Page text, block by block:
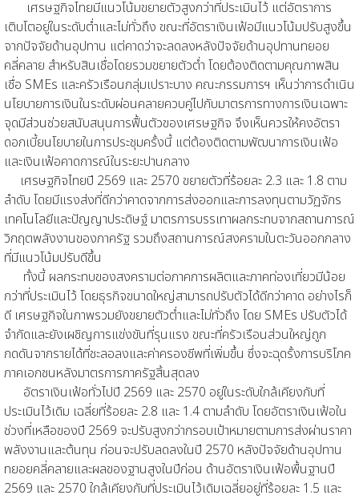
เศรษฐกิจไทยมีแนวโน้มขยายตัวสูงกว่าที่ประเมินไว้ แต่อัตราการ
เติบโตอยู่ในระดับต่ำและไม่ทั่วถึง ขณะที่อัตราเงินเฟ้อมีแนวโน้มปรับสูงขึ้น
จากปัจจัยด้านอุปทาน แต่คาดว่าจะลดลงหลังปัจจัยด้านอุปทานทยอย
คลี่คลาย สำหรับสินเชื่อโดยรวมขยายตัวต่ำ โดยต้องติดตามคุณภาพสิน
เชื่อ SMEs และครัวเรือนกลุ่มเปราะบาง คณะกรรมการฯ เห็นว่าการดำเนิน
นโยบายการเงินในระดับผ่อนคลายควบคู่ไปกับมาตรการทางการเงินเฉพาะ
จุดมีส่วนช่วยสนับสนุนการฟื้นตัวของเศรษฐกิจ จึงเห็นควรให้คงอัตรา
ดอกเบี้ยนโยบายในการประชุมครั้งนี้ แต่ต้องติดตามพัฒนาการเงินเฟ้อ
และเงินเฟ้อคาดการณ์ในระยะปานกลาง
เศรษฐกิจไทยปี 2569 และ 2570 ขยายตัวที่ร้อยละ 2.3 และ 1.8 ตาม
ลำดับ โดยมีแรงส่งที่ดีกว่าคาดจากการส่งออกและการลงทุนตามวัฏจักร
เทคโนโลยีและปัญญาประดิษฐ์ มาตรการบรรเทาผลกระทบจากสถานการณ์
วิกฤตพลังงานของภาครัฐ รวมถึงสถานการณ์สงครามในตะวันออกกลาง
ที่มีแนวโน้มปรับดีขึ้น
ทั้งนี้ ผลกระทบของสงครามต่อภาคการผลิตและภาคท่องเที่ยวมีน้อย
กว่าที่ประเมินไว้ โดยธุรกิจขนาดใหญ่สามารถปรับตัวได้ดีกว่าคาด อย่างไรก็
ดี เศรษฐกิจในภาพรวมยังขยายตัวต่ำและไม่ทั่วถึง โดย SMEs ปรับตัวได้
จำกัดและยังเผชิญการแข่งขันที่รุนแรง ขณะที่ครัวเรือนส่วนใหญ่ถูก
กดดันจากรายได้ที่ชะลอลงและค่าครองชีพที่เพิ่มขึ้น ซึ่งจะฉุดรั้งการบริโภค
ภาคเอกชนหลังมาตรการภาครัฐสิ้นสุดลง
อัตราเงินเฟ้อทั่วไปปี 2569 และ 2570 อยู่ในระดับใกล้เคียงกับที่
ประเมินไว้เดิม เฉลี่ยที่ร้อยละ 2.8 และ 1.4 ตามลำดับ โดยอัตราเงินเฟ้อใน
ช่วงที่เหลือของปี 2569 จะปรับสูงกว่ากรอบเป้าหมายตามการส่งผ่านราคา
พลังงานและต้นทุน ก่อนจะปรับลดลงในปี 2570 หลังปัจจัยด้านอุปทาน
ทยอยคลี่คลายและผลของฐานสูงในปีก่อน ด้านอัตราเงินเฟ้อพื้นฐานปี
2569 และ 2570 ใกล้เคียงกับที่ประเมินไว้เดิมเฉลี่ยอยู่ที่ร้อยละ 1.5 และ